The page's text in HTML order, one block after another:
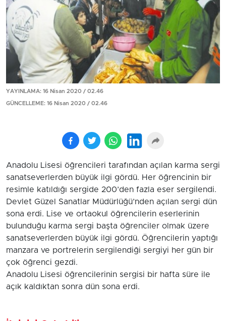
YAYINLAMA: 16 Nisan 2020 / 02.46
GÜNCELLEME: 16 Nisan 2020 / 02.46
Anadolu Lisesi öğrencileri tarafından açılan karma sergi
sanatseverlerden büyük ilgi gördü. Her öğrencinin bir
resimle katıldığı sergide 200’den fazla eser sergilendi.
Devlet Güzel Sanatlar Müdürlüğü’nden açılan sergi dün
sona erdi. Lise ve ortaokul öğrencilerin eserlerinin
bulunduğu karma sergi başta öğrenciler olmak üzere
sanatseverlerden büyük ilgi gördü. Öğrencilerin yaptığı
manzara ve portrelerin sergilendiği sergiyi her gün bir
çok öğrenci gezdi.
Anadolu Lisesi öğrencilerinin sergisi bir hafta süre ile
açık kaldıktan sonra dün sona erdi.